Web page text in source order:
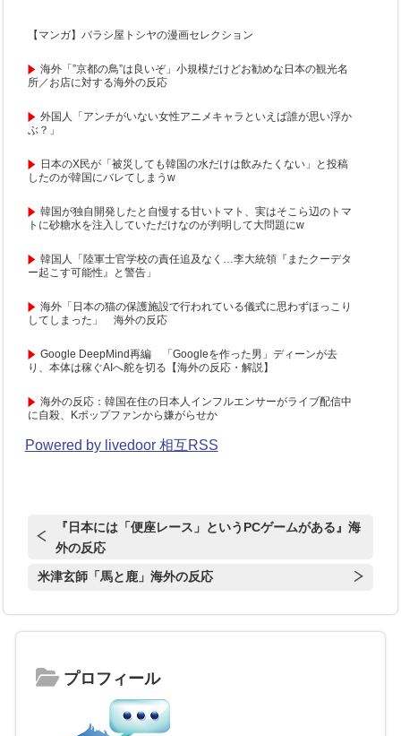
【マンガ】バラシ屋トシヤの漫画セレクション
海外「”京都の鳥”は良いぞ」小規模だけどお勧めな日本の観光名
所／お店に対する海外の反応
外国人「アンチがいない女性アニメキャラといえば誰が思い浮か
ぶ？」
日本のX民が「被災しても韓国の水だけは飲みたくない」と投稿
したのが韓国にバレてしまうw
韓国が独自開発したと自慢する甘いトマト、実はそこら辺のトマ
トに砂糖水を注入していただけなのが判明して大問題にw
韓国人「陸軍士官学校の責任追及なく…李大統領『またクーデタ
ー起こす可能性』と警告」
海外「日本の猫の保護施設で行われている儀式に思わずほっこり
してしまった」 海外の反応
Google DeepMind再編 「Googleを作った男」ディーンが去
り、本体は稼ぐAIへ舵を切る【海外の反応・解説】
海外の反応：韓国在住の日本人インフルエンサーがライブ配信中
に自殺、Kポップファンから嫌がらせか
Powered by livedoor 相互RSS
『日本には「便座レース」というPCゲームがある』海
外の反応
米津玄師「馬と鹿」海外の反応
プロフィール